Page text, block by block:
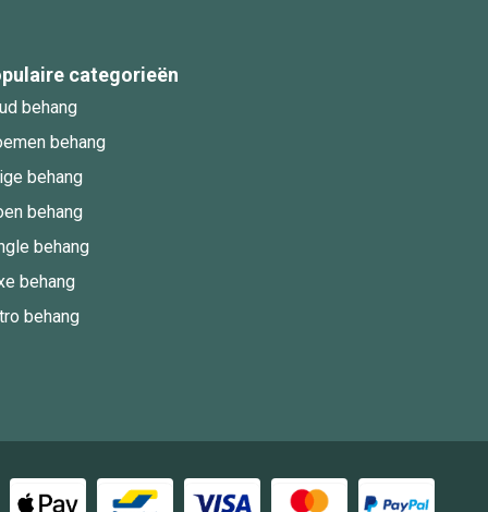
categorieën
behang
behang
behang
behang
behang
behang
behang